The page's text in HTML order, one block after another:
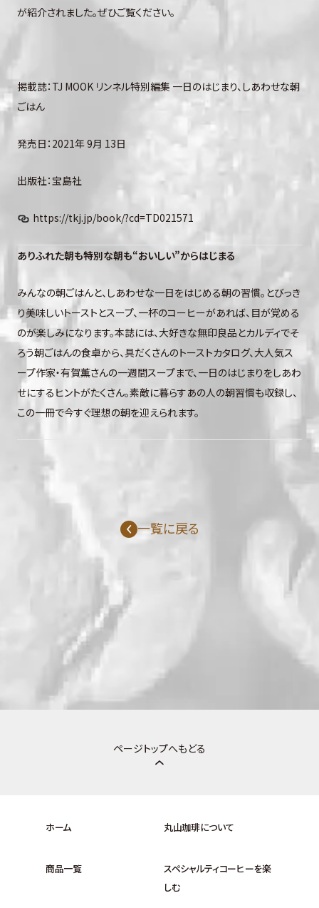
が紹介されました。ぜひご覧ください。
掲載誌：TJ MOOK リンネル特別編集 一日のはじまり、しあわせな朝
ごはん
発売日：2021年 9月 13日
出版社：宝島社
https://tkj.jp/book/?cd=TD021571
ありふれた朝も特別な朝も“おいしい”からはじまる
みんなの朝ごはんと、しあわせな一日をはじめる朝の習慣。とびっき
り美味しいトーストとスープ、一杯のコーヒーがあれば、目が覚める
のが楽しみになります。本誌には、大好きな無印良品とカルディでそ
ろう朝ごはんの食卓から、具だくさんのトーストカタログ、大人気ス
ープ作家・有賀薫さんの一週間スープまで、一日のはじまりをしあわ
せにするヒントがたくさん。素敵に暮らすあの人の朝習慣も収録し、
この一冊で今すぐ理想の朝を迎えられます。
一覧に戻る
ページトップへもどる
ホーム 丸山珈琲について
商品一覧
スペシャルティコーヒーを楽
しむ